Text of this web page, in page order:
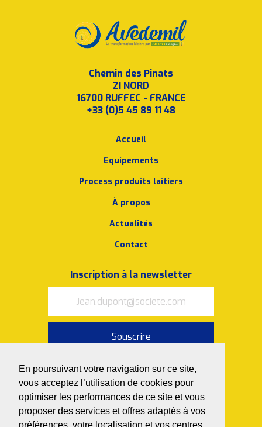
En poursuivant votre navigation sur ce site,
vous acceptez l’utilisation de cookies pour
optimiser les performances de ce site et vous
proposer des services et offres adaptés à vos
Chemin des Pinats
ZI NORD
16700 RUFFEC - FRANCE
+33 (0)5 45 89 11 48
Accueil
Equipements
Process produits laitiers
À propos
Actualités
Contact
Inscription à la newsletter
Souscrire
J’accepte les
conditions
d’utilisation et la politique de
confidentialité
Nous suivre sur